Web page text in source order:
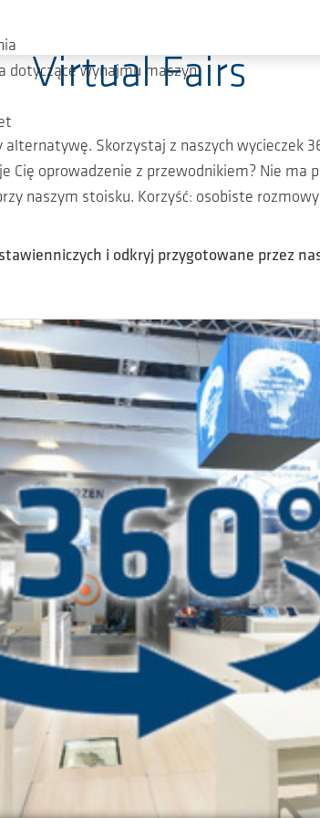
dotyczące wynajmu maszyn
Virtual Fairs
Skorzystaj z naszych wycieczek
Cię oprowadzenie z przewodnikiem? Nie
naszym stoisku. Korzyść: osobiste
i odkryj przygotowane przez